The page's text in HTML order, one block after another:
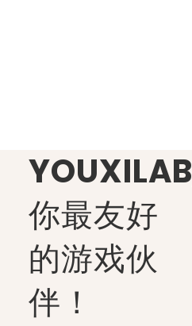
YOUXILAB
你最友好
的游戏伙
伴！